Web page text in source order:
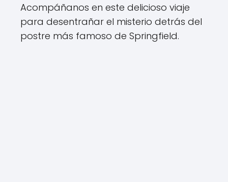
Acompáñanos en este delicioso viaje
para desentrañar el misterio detrás del
postre más famoso de Springfield.